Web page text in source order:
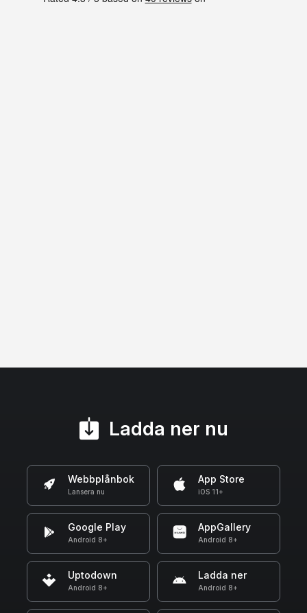
Ladda ner nu
Webbplånbok
Lansera nu
App Store
iOS 11+
Google Play
Android 8+
AppGallery
Android 8+
Uptodown
Android 8+
Ladda ner
Android 8+